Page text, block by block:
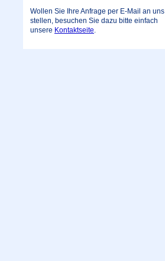
Wollen Sie Ihre Anfrage per E-Mail an uns
stellen, besuchen Sie dazu bitte einfach
unsere Kontaktseite